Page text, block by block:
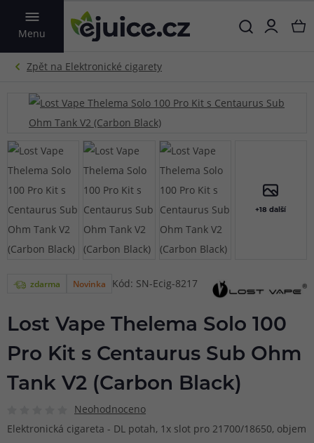
Menu
VYHLEDAT
+18 další
zdarma Novinka Kód: SN-Ecig-8217
Lost Vape Thelema Solo 100
Pro Kit s Centaurus Sub Ohm
Tank V2 (Carbon Black)
Neohodnoceno
Elektronická cigareta - DL potah, 1x slot pro 21700/18650, objem